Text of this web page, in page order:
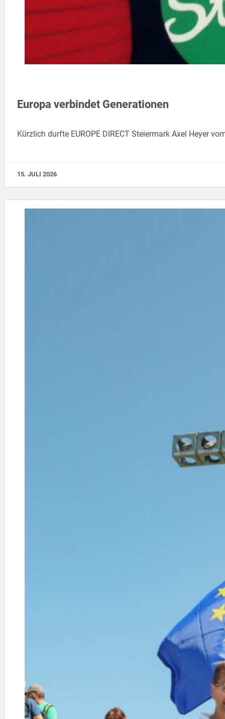
Europa verbindet Generationen
Kürzlich durfte EUROPE DIRECT Steiermark Axel Heyer
15. JULI 2026